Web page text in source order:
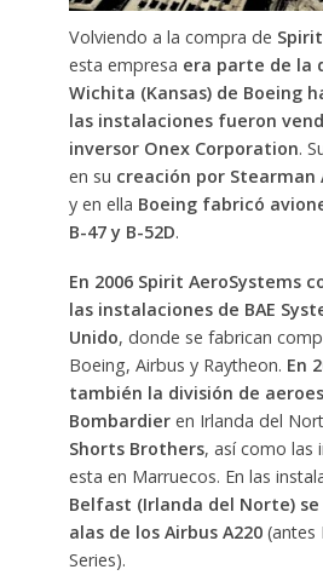
Volviendo a la compra de
esta empresa era parte de la
Wichita (Kansas) de Boeing
las instalaciones fueron
inversor Onex Corporation.
en su creación por Stearman
y en ella Boeing fabricó
B-47 y B-52D.
En 2006 Spirit AeroSystems
las instalaciones de BAE
Unido, donde se fabrican
Boeing, Airbus y Raytheon. En
también la división de
Bombardieren Irlanda del
Shorts Brothers, así como las
esta en Marruecos. En las
Belfast (Irlanda del Norte)
alas de los Airbus A220(antes
Series).